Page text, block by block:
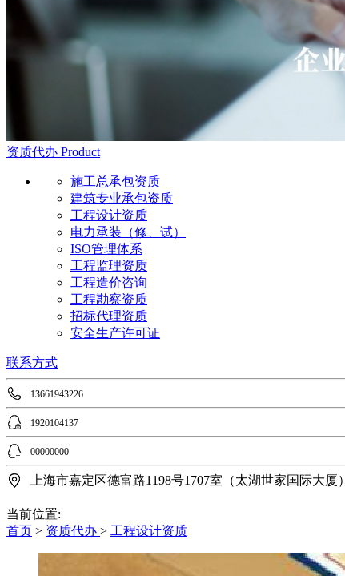
资质代办 Product
施工总承包资质
建筑专业承包资质
工程设计资质
电力承装（修、试）
ISO管理体系
工程监理资质
工程造价咨询
工程勘察资质
招标代理资质
安全生产许可证
联系方式
13661943226
1920104137
00000000
上海市嘉定区德富路1198号1707室（太湖世家国际大厦）
当前位置:
首页 > 资质代办 > 工程设计资质